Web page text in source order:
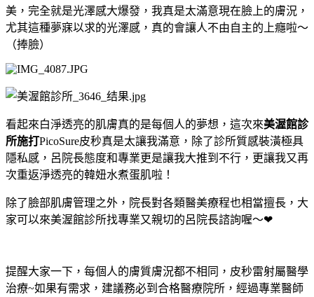
美，完全就是光澤感大爆發，我真是太滿意現在臉上的膚況，
尤其這種夢寐以求的光澤感，真的會讓人不由自主的上癮啦～
（捧臉）
看起來白淨透亮的肌膚真的是每個人的夢想，這次來美渥館診
所施打PicoSure皮秒真是太讓我滿意，除了診所質感裝潢極具
隱私感，呂院長態度和專業更是讓我大推到不行，更讓我又再
次重返淨透亮的韓妞水煮蛋肌啦！
除了臉部肌膚管理之外，院長對各類醫美療程也相當擅長，大
家可以來美渥館診所找專業又親切的呂院長諮詢喔～❤
提醒大家一下，每個人的膚質膚況都不相同，皮秒雷射屬醫學
治療~如果有需求，建議務必到合格醫療院所，經過專業醫師